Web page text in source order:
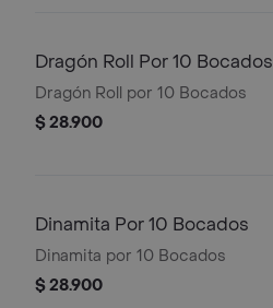
Dragón Roll Por 10 Bocados
Dragón Roll por 10 Bocados
$ 28.900
Dinamita Por 10 Bocados
Dinamita por 10 Bocados
$ 28.900